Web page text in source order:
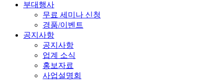
부대행사
무료 세미나 신청
경품/이벤트
공지사항
공지사항
업계 소식
홍보자료
사업설명회